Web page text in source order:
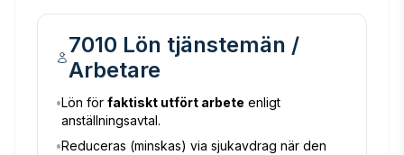
7010 Lön tjänstemän /
Arbetare
•Lön för faktiskt utfört arbete enligt
anställningsavtal.
•Reduceras (minskas) via sjukavdrag när den